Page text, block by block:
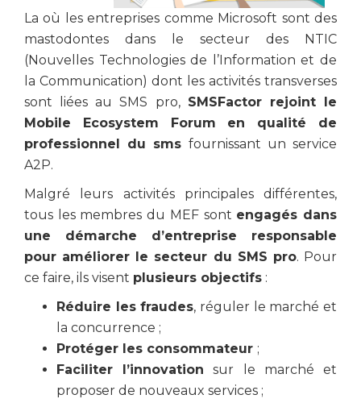
La où les entreprises comme Microsoft sont des
mastodontes dans le secteur des NTIC
(Nouvelles Technologies de l’Information et de
la Communication) dont les activités transverses
sont liées au SMS pro, SMSFactor rejoint le
Mobile Ecosystem Forum en qualité de
professionnel du sms fournissant un service
A2P.
Malgré leurs activités principales différentes,
tous les membres du MEF sont engagés dans
une démarche d’entreprise responsable
pour améliorer le secteur du SMS pro. Pour
ce faire, ils visent plusieurs objectifs :
Réduire les fraudes, réguler le marché et
la concurrence ;
Protéger les consommateur ;
Faciliter l’innovation sur le marché et
proposer de nouveaux services ;